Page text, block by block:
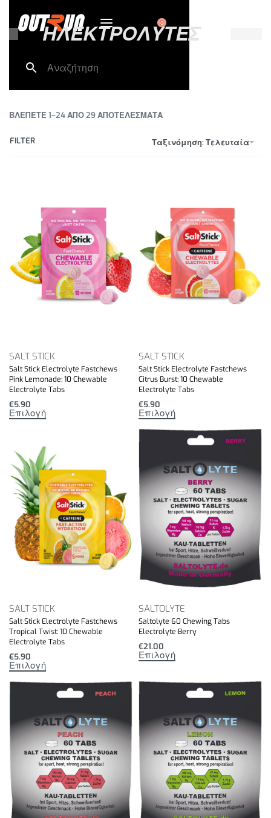
0
ΗΛΕΚΤΡΟΛΥΤΕΣ
ΒΛΕΠΕΤΕ 1–24 ΑΠΟ 29 ΑΠΟΤΕΛΕΣΜΑΤΑ
Ταξινόμηση: Τελευταία
FILTER
SALT STICK
Salt Stick Electrolyte Fastchews
Pink Lemonade: 10 Chewable
Electrolyte Tabs
€5.90
Επιλογή
SALT STICK
Salt Stick Electrolyte Fastchews
Citrus Burst: 10 Chewable
Electrolyte Tabs
€5.90
Επιλογή
SALT STICK
Salt Stick Electrolyte Fastchews
Tropical Twist: 10 Chewable
Electrolyte Tabs
€5.90
Επιλογή
SALTOLYTE
Saltolyte 60 Chewing Tabs
Electrolyte Berry
€21.00
Επιλογή